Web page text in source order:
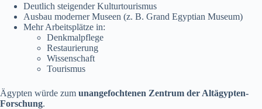
Deutlich steigender Kulturtourismus
Ausbau moderner Museen (z. B. Grand Egyptian Museum)
Mehr Arbeitsplätze in:
Denkmalpflege
Restaurierung
Wissenschaft
Tourismus
Ägypten würde zum unangefochtenen Zentrum der Altägypten-
Forschung.